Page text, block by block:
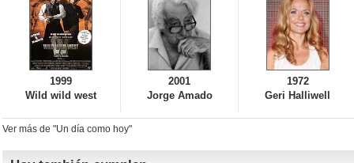
1999
Wild wild west
2001
Jorge Amado
1972
Geri Halliwell
Ver más de "Un día como hoy"